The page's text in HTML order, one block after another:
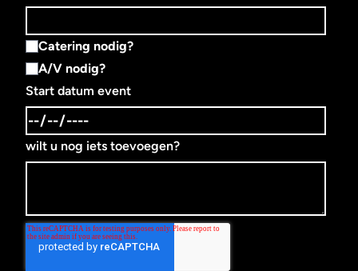
Catering nodig?
A/V nodig?
Start datum event
wilt u nog iets toevoegen?